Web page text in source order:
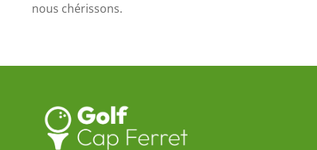
nous chérissons.